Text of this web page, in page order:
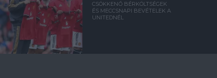
CSÖKKENŐ BÉRKÖLTSÉGEK
ÉS MECCSNAPI BEVÉTELEK A
UNITEDNÉL